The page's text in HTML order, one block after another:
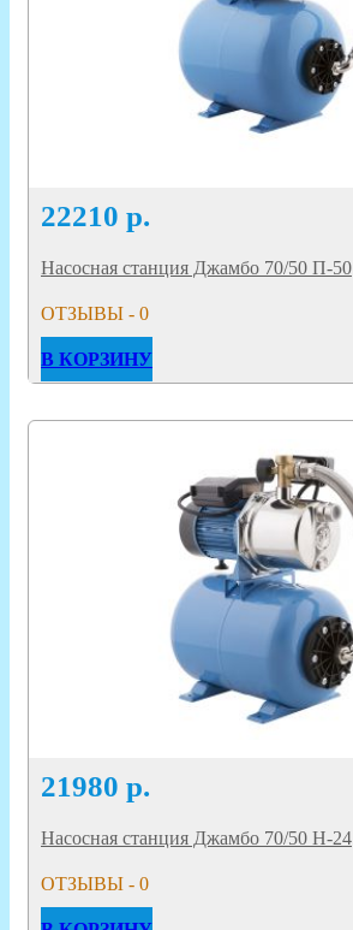
22210 р.
Насосная станция Джамбо 70/50 П-50
ОТЗЫВЫ - 0
В КОРЗИНУ
21980 р.
Насосная станция Джамбо 70/50 Н-24
ОТЗЫВЫ - 0